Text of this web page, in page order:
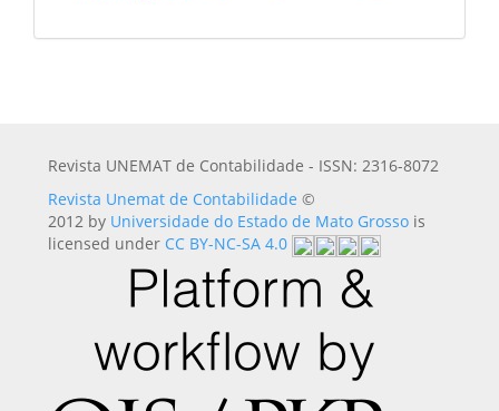
Revista UNEMAT de Contabilidade - ISSN: 2316-8072
Revista Unemat de Contabilidade ©
2012 by Universidade do Estado de Mato Grosso is
licensed under CC BY-NC-SA 4.0